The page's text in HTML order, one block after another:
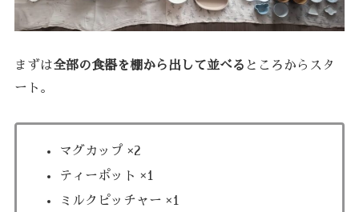
まずは全部の食器を棚から出して並べる ところからスタ
ート。
マグカップ ×2
ティーポット ×1
ミルクピッチャー ×1